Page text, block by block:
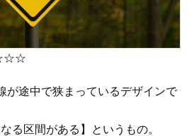
が途中で狭まっているデザインで
る区間がある】というもの。